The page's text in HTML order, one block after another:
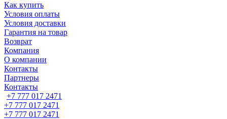
Как купить
Условия оплаты
Условия доставки
Гарантия на товар
Возврат
Компания
О компании
Контакты
Партнеры
Контакты
+7 777 017 2471
+7 777 017 2471
+7 777 017 2471